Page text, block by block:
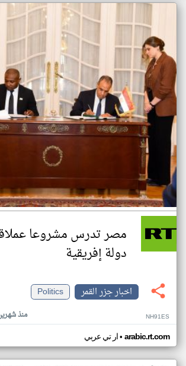
مصر تدرس مشروعا
دولة إفريقية
اخبار جزر القمر
Politics
منذ NH91ES
ار تي عربي• arabic.rt.com